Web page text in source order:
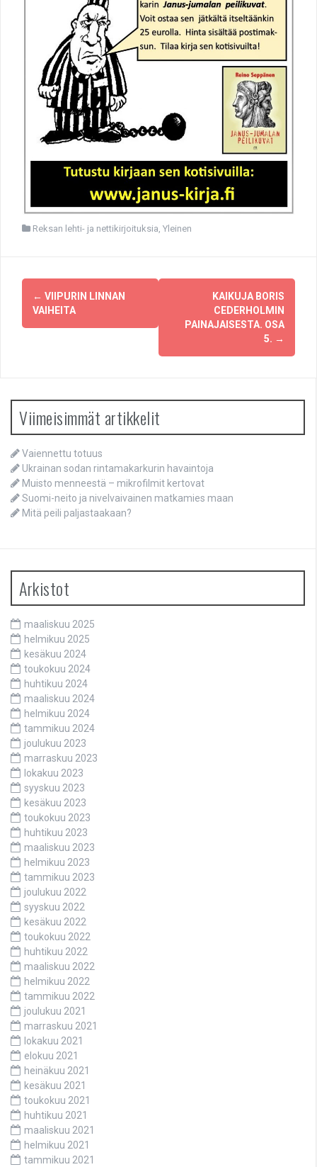
Reksan lehti- ja nettikirjoituksia Yleinen
Post
navigation
← VIIPURIN LINNAN
VAIHEITA
KAIKUJA BORIS
CEDERHOLMIN
PAINAJAISESTA. OSA
5. →
Viimeisimmät artikkelit
Vaiennettu totuus
Ukrainan sodan rintamakarkurin havaintoja
Muisto menneestä – mikrofilmit kertovat
Suomi-neito ja nivelvaivainen matkamies maan
Mitä peili paljastaakaan?
Arkistot
maaliskuu 2025
helmikuu 2025
kesäkuu 2024
toukokuu 2024
huhtikuu 2024
maaliskuu 2024
helmikuu 2024
tammikuu 2024
joulukuu 2023
marraskuu 2023
lokakuu 2023
syyskuu 2023
kesäkuu 2023
toukokuu 2023
huhtikuu 2023
maaliskuu 2023
helmikuu 2023
tammikuu 2023
joulukuu 2022
syyskuu 2022
kesäkuu 2022
toukokuu 2022
huhtikuu 2022
maaliskuu 2022
helmikuu 2022
tammikuu 2022
joulukuu 2021
marraskuu 2021
lokakuu 2021
elokuu 2021
heinäkuu 2021
kesäkuu 2021
toukokuu 2021
huhtikuu 2021
maaliskuu 2021
helmikuu 2021
tammikuu 2021